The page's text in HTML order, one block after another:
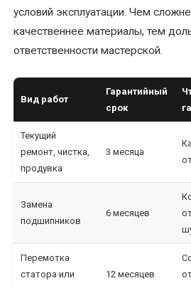
электрических
двигателей
запчасти
Консультирование
по
электрооборудованию
Перемотка
коллекторных
электродвигателей
Перемотка
условий эксплуатации. Чем
качественнее материалы, тем
ответственности мастерской.
Вид работ
Гарантийный
срок
Текущий
ремонт, чистка,
продувка
3 месяца
Замена
подшипников
6 месяцев
Перемотка
статора или
12 месяцев